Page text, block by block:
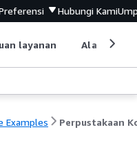
Hubungi Kami
layanan Alat
Examples